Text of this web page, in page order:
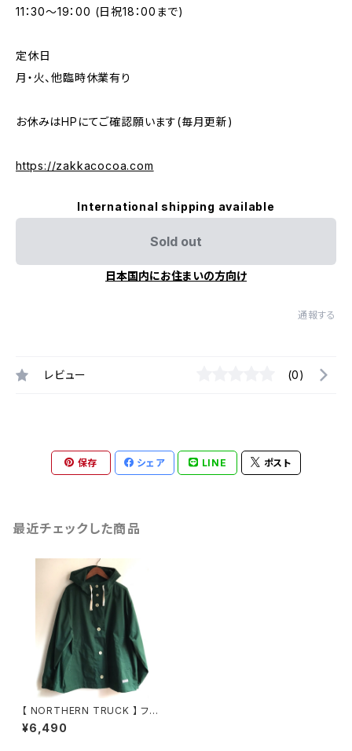
11：30～19：00 (日祝18：00まで)
定休日
月・火、他臨時休業有り
お休みはHPにてご確認願います(毎月更新)
https://zakkacocoa.com
International shipping available
Sold out
日本国内にお住まいの方向け
通報する
レビュー (0)
保存 シェア LINE ポスト
最近チェックした商品
【 NORTHERN TRUCK 】 フー
デッドアウトドアジャケット グリ
ーン Mサイズ NGJV5499【ノ
¥6,490